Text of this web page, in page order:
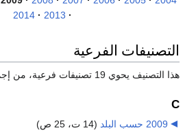
2013
2014
التصنيفات الفرعية
هذا التصنيف يحوي 19 تصنيفات فرعية، من إجمالي 19.
C
2009 حسب البلد (14 ت، 25 ص)